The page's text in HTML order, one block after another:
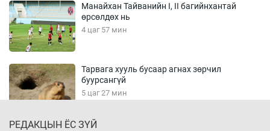
Манайхан Тайванийн I, II багийнхантай
өрсөлдөх нь
4 цаг 57 мин
Тарвага хууль бусаар агнах зөрчил
буурсангүй
5 цаг 27 мин
РЕДАКЦЫН ЁС ЗҮЙ